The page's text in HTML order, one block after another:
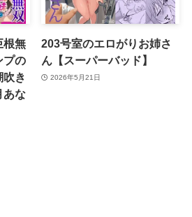
根無
プの
吹き
あな
203号室のエロがりお姉さ
ん【スーパーバッド】
2026年5月21日